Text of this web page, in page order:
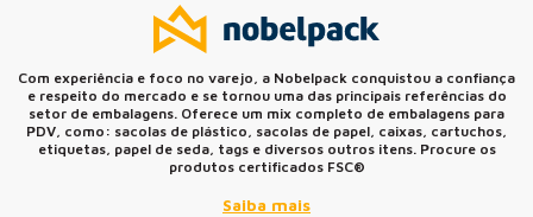
Com experiência e foco no varejo, a Nobelpack conquistou a confiança
e respeito do mercado e se tornou uma das principais referências do
setor de embalagens. Oferece um mix completo de embalagens para
PDV, como: sacolas de plástico, sacolas de papel, caixas, cartuchos,
etiquetas, papel de seda, tags e diversos outros itens. Procure os
produtos certificados FSC®
Saiba mais